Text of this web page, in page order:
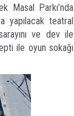
Masal Parkı’nda
yapılacak teatral
ve dev ile
ile oyun sokağı